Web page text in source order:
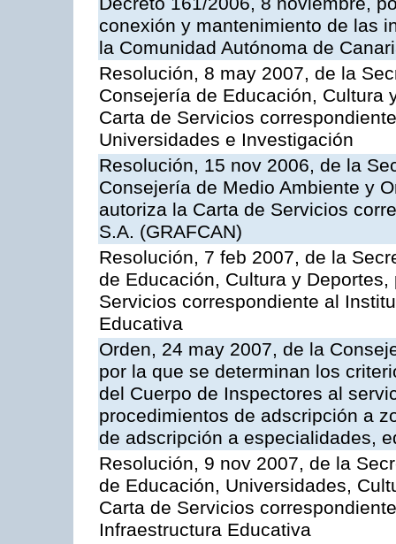
conexión y mantenimiento de las
la Comunidad Autónoma de
Resolución, 8 may 2007, de la
Consejería de Educación, Cultura
Carta de Servicios
Universidades e Investigación
Resolución, 15 nov 2006, de la
Consejería de Medio Ambiente y
autoriza la Carta de Servicios
S.A. (GRAFCAN)
Resolución, 7 feb 2007, de la
de Educación, Cultura y
Servicios correspondiente al
Educativa
Orden, 24 may 2007, de la
por la que se determinan los
del Cuerpo de Inspectores al
procedimientos de adscripción a
de adscripción a especialidades,
Resolución, 9 nov 2007, de la
de Educación, Universidades,
Carta de Servicios
Infraestructura Educativa